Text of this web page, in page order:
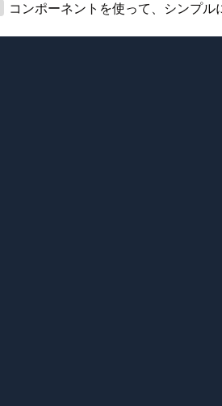
コンポーネントを使って、シンプ